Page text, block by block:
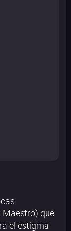
Maestro) que
el estigma